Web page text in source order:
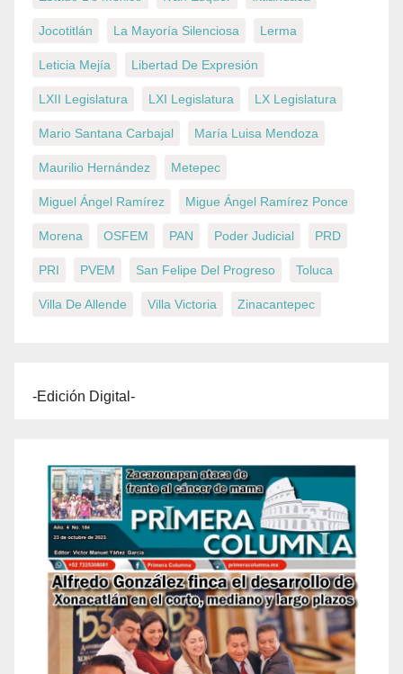
Jocotitlán La Mayoría Silenciosa Lerma
Leticia Mejía Libertad De Expresión
LXII Legislatura LXI Legislatura LX Legislatura
Mario Santana Carbajal María Luisa Mendoza
Maurilio Hernández Metepec
Miguel Ángel Ramírez Migue Ángel Ramírez Ponce
Morena OSFEM PAN Poder Judicial PRD
PRI PVEM San Felipe Del Progreso Toluca
Villa De Allende Villa Victoria Zinacantepec
-Edición Digital-